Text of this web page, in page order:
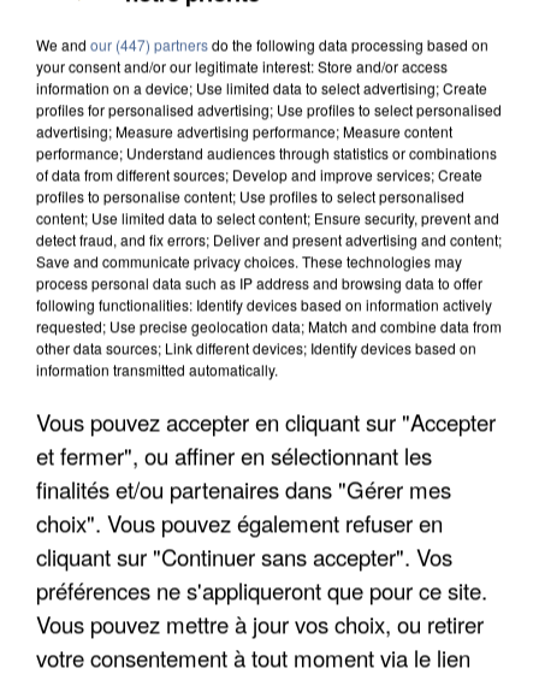
UNE TOURISTE DE L’OISE EMPORTÉE PAR UNE
COULÉE DE BOUE EN HAUTE-SAVOIE
We and our (447) partnersdo the following data processing based on
your consent and/or our legitimate interest: Store and/or access
information on a device; Use limited data to select advertising; Create
profiles for personalised advertising; Use profiles to select personalised
advertising; Measure advertising performance; Measure content
performance; Understand audiences through statistics or combinations
of data from different sources; Develop and improve services; Create
profiles to personalise content; Use profiles to select personalised
content; Use limited data to select content; Ensure security, prevent and
detect fraud, and fix errors; Deliver and present advertising and content;
Save and communicate privacy choices. These technologies may
process personal data such as IP address and browsing data to offer
following functionalities: Identify devices based on information actively
requested; Use precise geolocation data; Match and combine data from
other data sources; Link different devices; Identify devices based on
information transmitted automatically.
Vous pouvez accepter en cliquant sur "Accepter
et fermer", ou affiner en sélectionnant les
finalités et/ou partenaires dans "Gérer mes
choix". Vous pouvez également refuser en
cliquant sur "Continuer sans accepter". Vos
préférences ne s'appliqueront que pour ce site.
Vous pouvez mettre à jour vos choix, ou retirer
votre consentement à tout moment via le lien